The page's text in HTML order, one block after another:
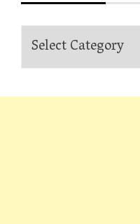
Categories